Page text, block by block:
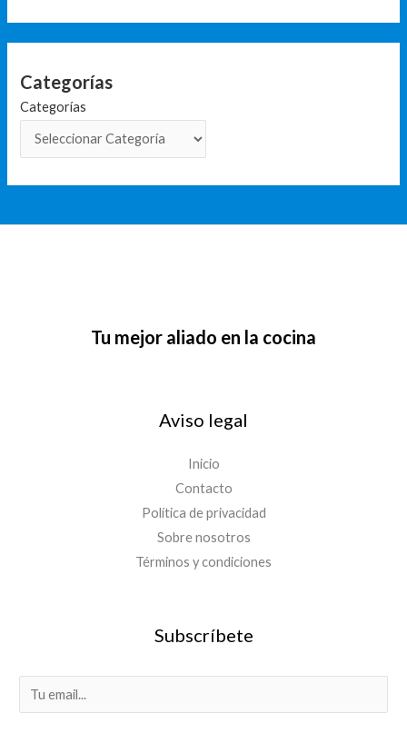
Categorías
Categorías
Tu mejor aliado en la cocina
Aviso legal
Inicio
Contacto
Política de privacidad
Sobre nosotros
Términos y condiciones
Subscríbete
m